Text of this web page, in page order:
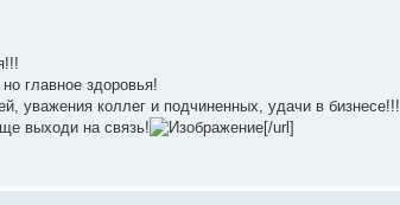
главное здоровья!
уважения коллег и подчиненных, удачи в бизнесе!!!
выходи на связь!
[/url]